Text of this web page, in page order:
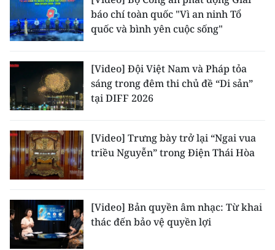
CHUYÊN ĐỀ
VỀ BÁO NHÂN DÂN
NHÂN DÂN CUỐI TUẦN
NHÂN DÂN HẰNG THÁNG
MUA BÁO
ĐỌC BÁO IN
báo chí toàn quốc "Vì an ninh Tổ
quốc và bình yên cuộc sống"
[Video] Đội Việt Nam và Pháp tỏa
sáng trong đêm thi chủ đề “Di sản”
tại DIFF 2026
[Video] Trưng bày trở lại “Ngai vua
triều Nguyễn” trong Điện Thái Hòa
[Video] Bản quyền âm nhạc: Từ khai
thác đến bảo vệ quyền lợi